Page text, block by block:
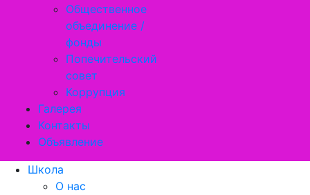
Общественное
объединение /
фонды
Попечительский
совет
Коррупция
Галерея
Контакты
Объявление
Школа
О нас